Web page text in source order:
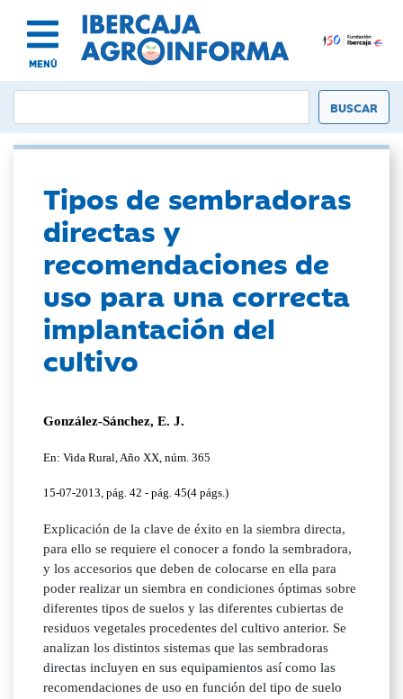
MENÚ
Tipos de sembradoras
directas y
recomendaciones de
uso para una correcta
implantación del
cultivo
González-Sánchez, E. J.
En: Vida Rural, Año XX, núm. 365
15-07-2013, pág. 42 - pág. 45(4 págs.)
Explicación de la clave de éxito en la siembra directa,
para ello se requiere el conocer a fondo la sembradora,
y los accesorios que deben de colocarse en ella para
poder realizar un siembra en condiciones óptimas sobre
diferentes tipos de suelos y las diferentes cubiertas de
residuos vegetales procedentes del cultivo anterior. Se
analizan los distintos sistemas que las sembradoras
directas incluyen en sus equipamientos así como las
recomendaciones de uso en función del tipo de suelo